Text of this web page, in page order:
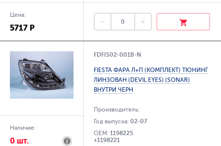
Цена:
5717 Р
Наличие:
0 шт.
FDFIS02-001B-N
FIESTA ФАРА Л+П (КОМПЛЕКТ) ТЮНИНГ
ЛИНЗОВАН (DEVIL EYES) (SONAR)
ВНУТРИ ЧЕРН
Производитель:
Год выпуска:02-07
OEM:1198225
+1198221